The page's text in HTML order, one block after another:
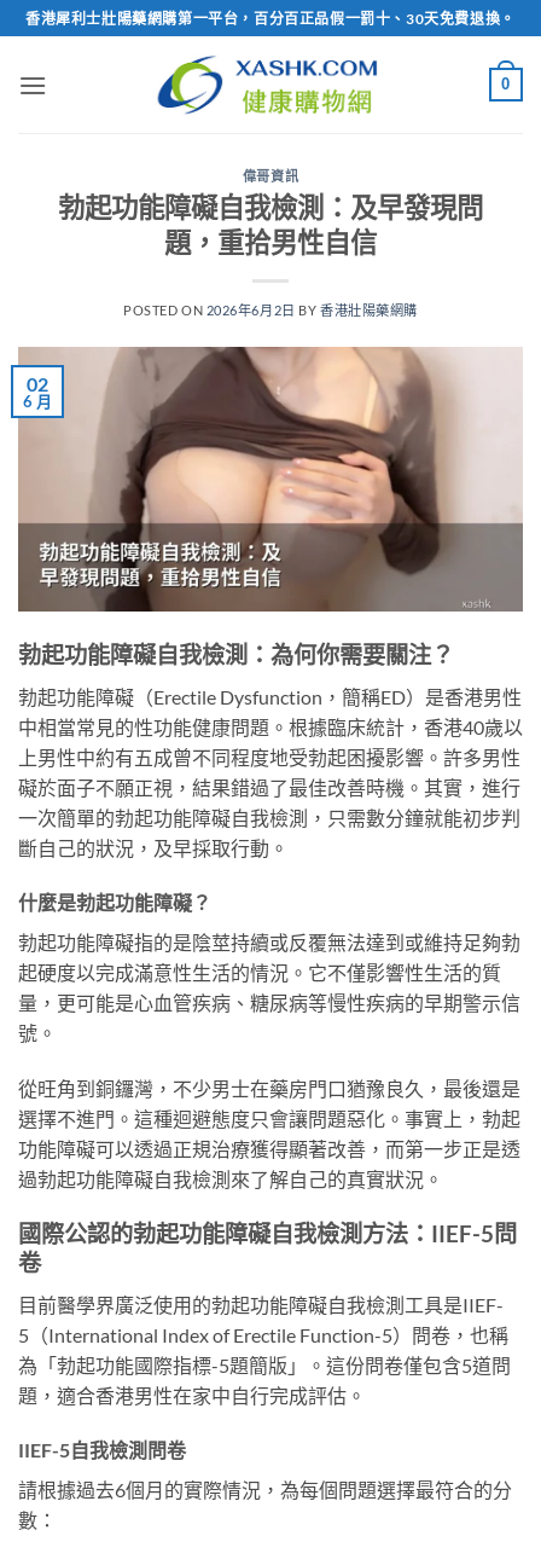
Skip
to
content
香港犀利士壯陽藥網購第一平台，百分百正品假一罰十、30天免費退換。
0
偉哥資訊
勃起功能障礙自我檢測：及早發現問
題，重拾男性自信
POSTED ON 2026年6月2日 BY 香港壯陽藥網購
02
6 月
勃起功能障礙自我檢測：為何你需要關注？
勃起功能障礙（Erectile Dysfunction，簡稱ED）是香港男性
中相當常見的性功能健康問題。根據臨床統計，香港40歲以
上男性中約有五成曾不同程度地受勃起困擾影響。許多男性
礙於面子不願正視，結果錯過了最佳改善時機。其實，進行
一次簡單的勃起功能障礙自我檢測，只需數分鐘就能初步判
斷自己的狀況，及早採取行動。
什麼是勃起功能障礙？
勃起功能障礙指的是陰莖持續或反覆無法達到或維持足夠勃
起硬度以完成滿意性生活的情況。它不僅影響性生活的質
量，更可能是心血管疾病、糖尿病等慢性疾病的早期警示信
號。
從旺角到銅鑼灣，不少男士在藥房門口猶豫良久，最後還是
選擇不進門。這種迴避態度只會讓問題惡化。事實上，勃起
功能障礙可以透過正規治療獲得顯著改善，而第一步正是透
過勃起功能障礙自我檢測來了解自己的真實狀況。
國際公認的勃起功能障礙自我檢測方法：IIEF-5問
卷
目前醫學界廣泛使用的勃起功能障礙自我檢測工具是IIEF-
5（International Index of Erectile Function-5）問卷，也稱
為「勃起功能國際指標-5題簡版」。這份問卷僅包含5道問
題，適合香港男性在家中自行完成評估。
IIEF-5自我檢測問卷
請根據過去6個月的實際情況，為每個問題選擇最符合的分
數：